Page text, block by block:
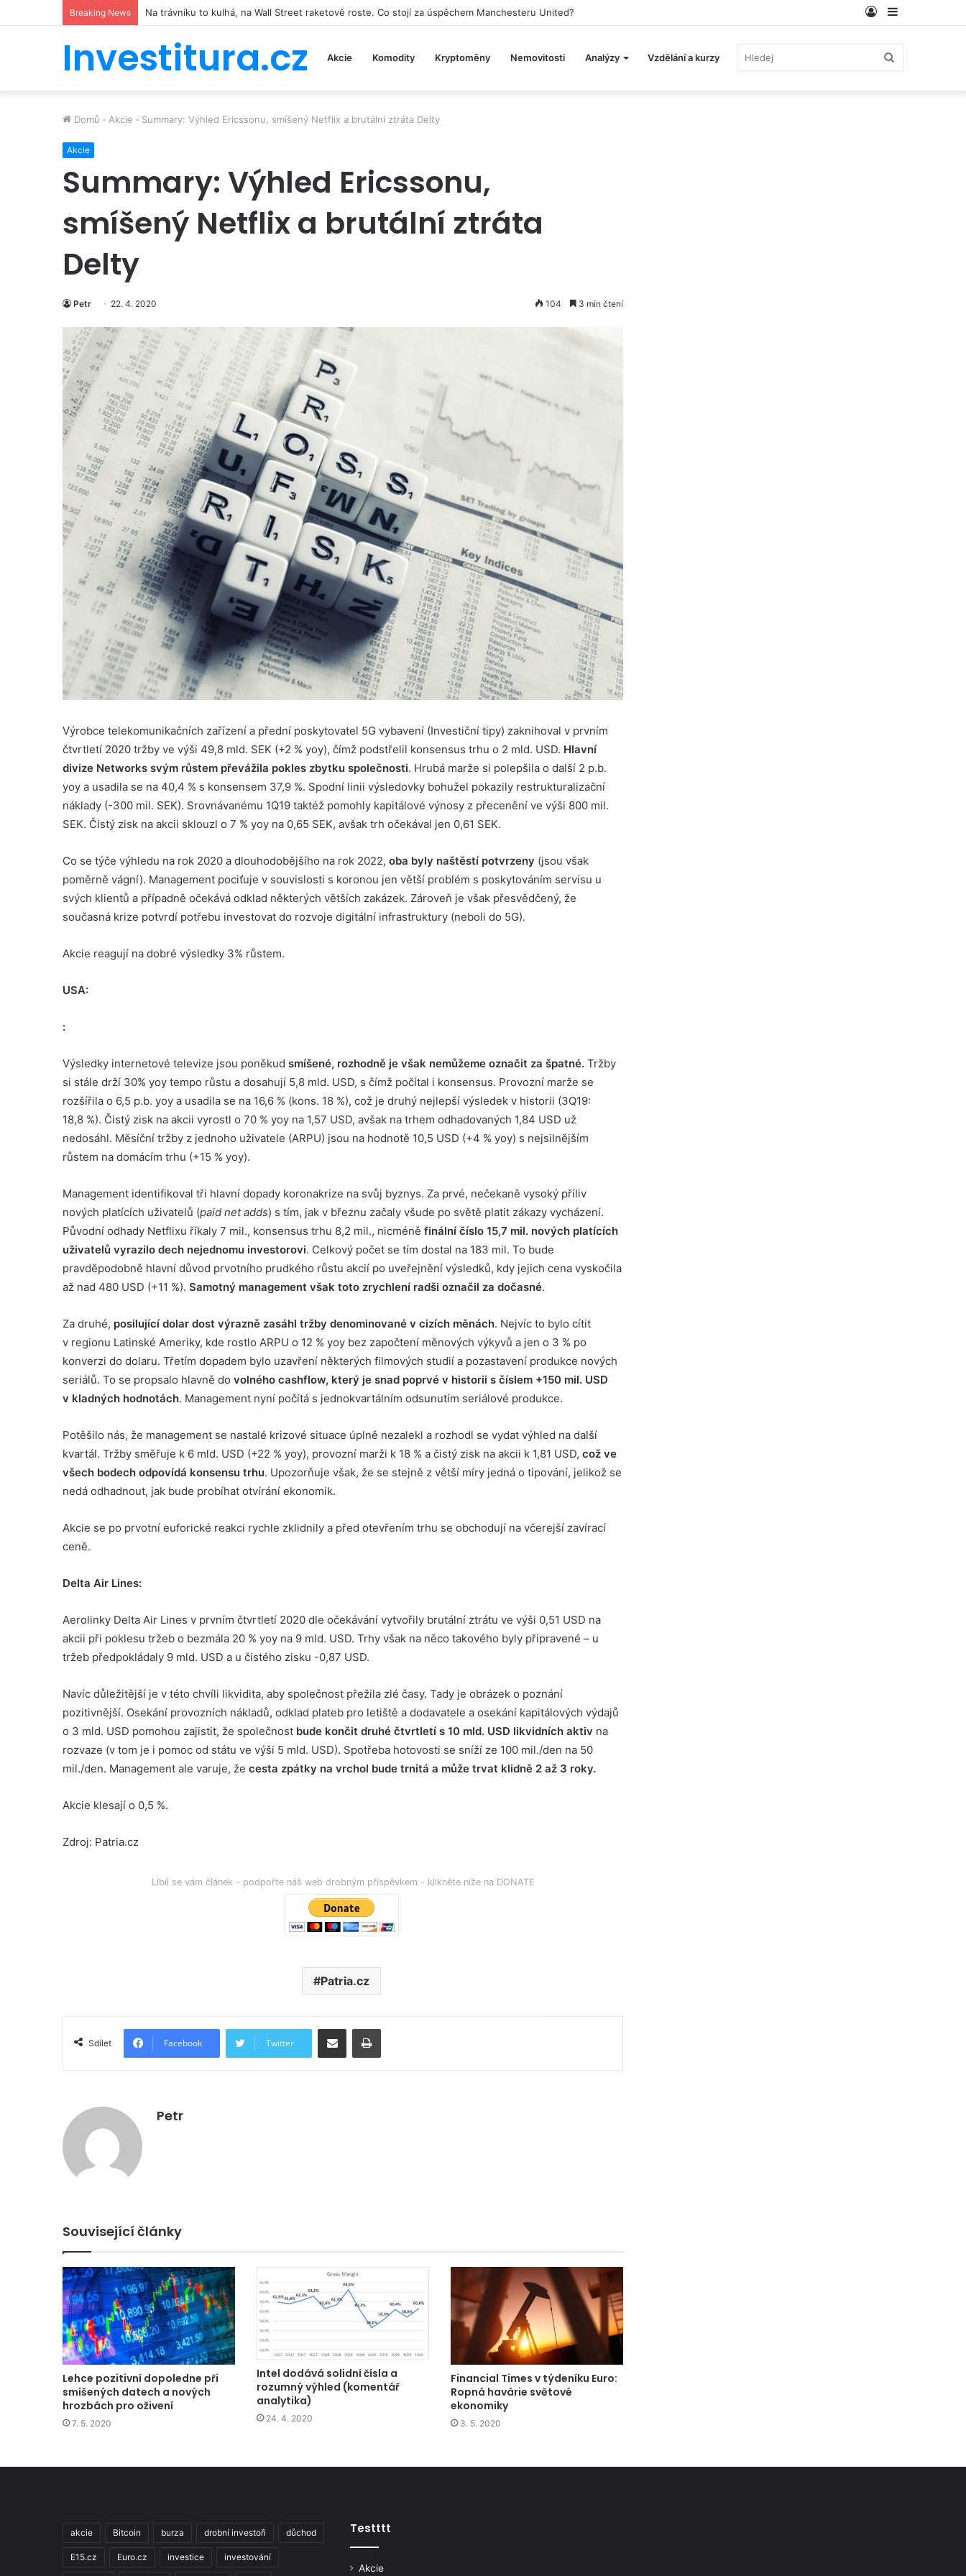
Breaking News Hilton míří do kosmu. Řetězec luxusních hotelů se bude podílet na stavbě vesmírné stanice Starlab
Log
Investitura.cz Akcie Komodity Kryptoměny Nemovitosti Analýzy Vzdělání a kurzy
Domů - Akcie - Summary: Výhled Ericssonu, smíšený Netflix a brutální ztráta Delty
Akcie
Summary: Výhled Ericssonu,
smíšený Netflix a brutální ztráta
Delty
Petr 22. 4. 2020 104 3 min čtení
Výrobce telekomunikačních zařízení a přední poskytovatel 5G vybavení (Investiční tipy) zaknihoval v prvním
čtvrtletí 2020 tržby ve výši 49,8 mld. SEK (+2 % yoy), čímž podstřelil konsensus trhu o 2 mld. USD. Hlavní
divize Networks svým růstem převážila pokles zbytku společnosti. Hrubá marže si polepšila o další 2 p.b.
yoy a usadila se na 40,4 % s konsensem 37,9 %. Spodní linii výsledovky bohužel pokazily restrukturalizační
náklady (-300 mil. SEK). Srovnávanému 1Q19 taktéž pomohly kapitálové výnosy z přecenění ve výši 800 mil.
SEK. Čistý zisk na akcii sklouzl o 7 % yoy na 0,65 SEK, avšak trh očekával jen 0,61 SEK.
Co se týče výhledu na rok 2020 a dlouhodobějšího na rok 2022, oba byly naštěstí potvrzeny (jsou však
poměrně vágní). Management pociťuje v souvislosti s koronou jen větší problém s poskytováním servisu u
svých klientů a případně očekává odklad některých větších zakázek. Zároveň je však přesvědčený, že
současná krize potvrdí potřebu investovat do rozvoje digitální infrastruktury (neboli do 5G).
Akcie reagují na dobré výsledky 3% růstem.
USA:
:
Výsledky internetové televize jsou poněkud smíšené, rozhodně je však nemůžeme označit za špatné. Tržby
si stále drží 30% yoy tempo růstu a dosahují 5,8 mld. USD, s čímž počítal i konsensus. Provozní marže se
rozšířila o 6,5 p.b. yoy a usadila se na 16,6 % (kons. 18 %), což je druhý nejlepší výsledek v historii (3Q19:
18,8 %). Čistý zisk na akcii vyrostl o 70 % yoy na 1,57 USD, avšak na trhem odhadovaných 1,84 USD už
nedosáhl. Měsíční tržby z jednoho uživatele (ARPU) jsou na hodnotě 10,5 USD (+4 % yoy) s nejsilnějším
růstem na domácím trhu (+15 % yoy).
Management identifikoval tři hlavní dopady koronakrize na svůj byznys. Za prvé, nečekaně vysoký příliv
nových platících uživatelů (paid net adds) s tím, jak v březnu začaly všude po světě platit zákazy vycházení.
Původní odhady Netflixu říkaly 7 mil., konsensus trhu 8,2 mil., nicméně finální číslo 15,7 mil. nových platících
uživatelů vyrazilo dech nejednomu investorovi. Celkový počet se tím dostal na 183 mil. To bude
pravděpodobně hlavní důvod prvotního prudkého růstu akcií po uveřejnění výsledků, kdy jejich cena vyskočila
až nad 480 USD (+11 %). Samotný management však toto zrychlení radši označil za dočasné.
Za druhé, posilující dolar dost výrazně zasáhl tržby denominované v cizích měnách. Nejvíc to bylo cítit
v regionu Latinské Ameriky, kde rostlo ARPU o 12 % yoy bez započtení měnových výkyvů a jen o 3 % po
konverzi do dolaru. Třetím dopadem bylo uzavření některých filmových studií a pozastavení produkce nových
seriálů. To se propsalo hlavně do volného cashflow, který je snad poprvé v historii s číslem +150 mil. USD
v kladných hodnotách. Management nyní počítá s jednokvartálním odsunutím seriálové produkce.
Potěšilo nás, že management se nastalé krizové situace úplně nezalekl a rozhodl se vydat výhled na další
kvartál. Tržby směřuje k 6 mld. USD (+22 % yoy), provozní marži k 18 % a čistý zisk na akcii k 1,81 USD, což ve
všech bodech odpovídá konsensu trhu. Upozorňuje však, že se stejně z větší míry jedná o tipování, jelikož se
nedá odhadnout, jak bude probíhat otvírání ekonomik.
Akcie se po prvotní euforické reakci rychle zklidnily a před otevřením trhu se obchodují na včerejší zavírací
ceně.
Delta Air Lines:
Aerolinky Delta Air Lines v prvním čtvrtletí 2020 dle očekávání vytvořily brutální ztrátu ve výši 0,51 USD na
akcii při poklesu tržeb o bezmála 20 % yoy na 9 mld. USD. Trhy však na něco takového byly připravené – u
tržeb předpokládaly 9 mld. USD a u čistého zisku -0,87 USD.
Navíc důležitější je v této chvíli likvidita, aby společnost přežila zlé časy. Tady je obrázek o poznání
pozitivnější. Osekání provozních nákladů, odklad plateb pro letiště a dodavatele a osekání kapitálových výdajů
o 3 mld. USD pomohou zajistit, že společnost bude končit druhé čtvrtletí s 10 mld. USD likvidních aktiv na
rozvaze (v tom je i pomoc od státu ve výši 5 mld. USD). Spotřeba hotovosti se sníží ze 100 mil./den na 50
mil./den. Management ale varuje, že cesta zpátky na vrchol bude trnitá a může trvat klidně 2 až 3 roky.
Akcie klesají o 0,5 %.
Zdroj: Patria.cz
Líbil se vám článek - podpořte náš web drobným příspěvkem - klikněte níže na DONATE
Patria.cz
Sdílet Facebook Twitter
Poslat emailem
Petr
Související články
Lehce pozitivní dopoledne při
smíšených datech a nových
hrozbách pro oživení
7. 5. 2020
Intel dodává solidní čísla a
rozumný výhled (komentář
analytika)
24. 4. 2020
Financial Times v týdeníku Euro:
Ropná havárie světové
ekonomiky
3. 5. 2020
akcie Bitcoin burza drobní investoři důchod
E15.cz Euro.cz investice investování
Testttt
Akcie